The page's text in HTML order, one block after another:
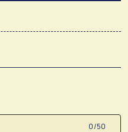
0 /50